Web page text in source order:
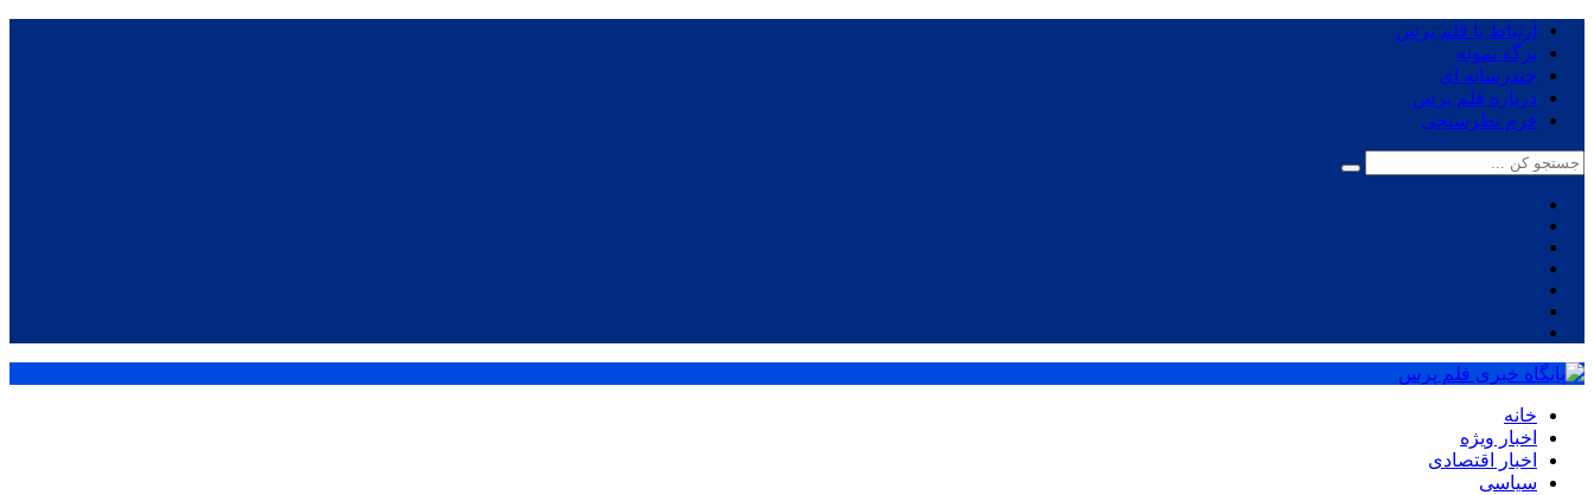
ارتباط با قلم پرس
برگه نمونه
چندرسانه ای
درباره قلم پرس
فرم نظرسنجی
خانه
اخبار ویژه
اخبار اقتصادی
سیاسی